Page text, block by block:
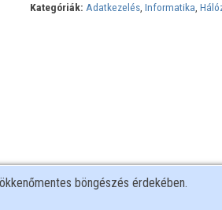
Kategóriák: Adatkezelés,Informatika,
böngészés érdekében.